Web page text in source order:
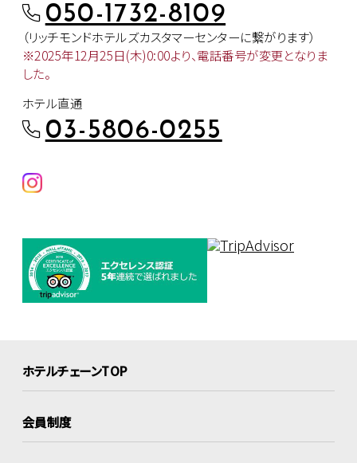
050-1732-8109
（リッチモンドホテルズカスタマーセンターに繋がります）
※2025年12月25日(木)0:00より、電話番号が変更となりま
した。
ホテル直通
03-5806-0255
ホテルチェーンTOP
会員制度